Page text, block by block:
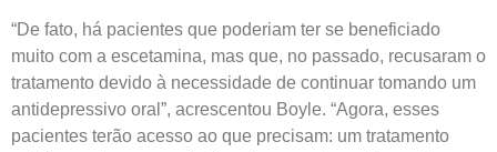
“De fato, há pacientes que poderiam ter se beneficiado
muito com a escetamina, mas que, no passado, recusaram o
tratamento devido à necessidade de continuar tomando um
antidepressivo oral”, acrescentou Boyle. “Agora, esses
pacientes terão acesso ao que precisam: um tratamento